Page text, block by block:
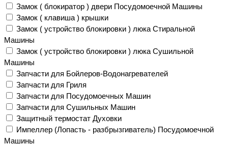
Замок ( блокиратор ) двери Посудомоечной Машины
Замок ( клавиша ) крышки
Замок ( устройство блокировки ) люка Стиральной
Машины
Замок ( устройство блокировки ) люка Сушильной
Машины
Запчасти для Бойлеров-Водонагревателей
Запчасти для Гриля
Запчасти для Посудомоечных Машин
Запчасти для Сушильных Машин
Защитный термостат Духовки
Импеллер (Лопасть - разбрызгиватель) Посудомоечной
Машины